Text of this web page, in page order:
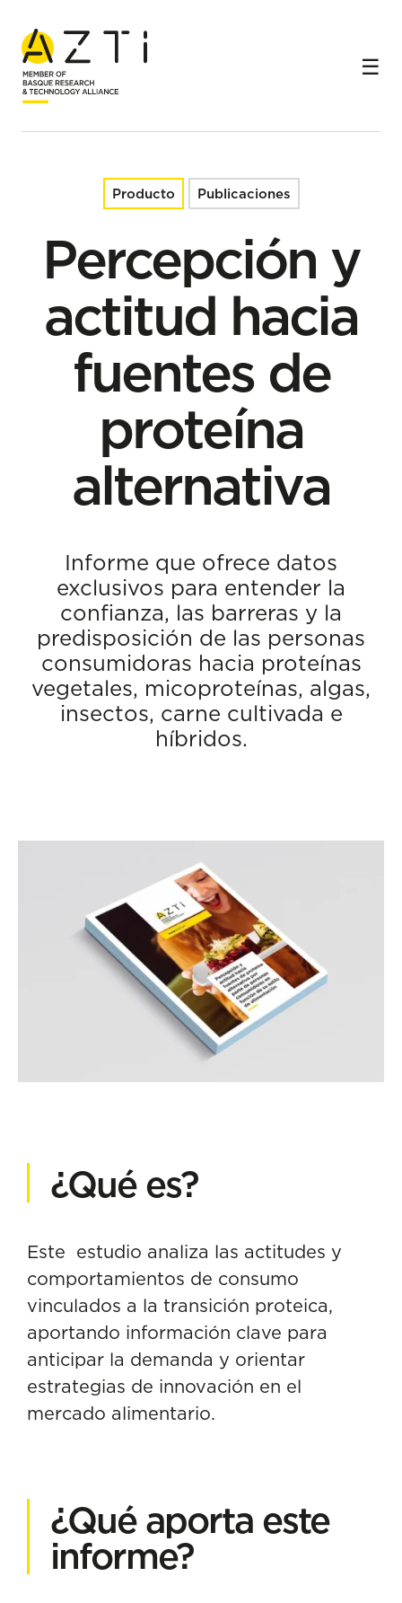
Inicio
Productos
Percepción y actitud hacia fuentes de proteína
alternativa
Producto Publicaciones
Percepción y
actitud hacia
fuentes de
proteína
alternativa
Informe que ofrece datos
exclusivos para entender la
confianza, las barreras y la
predisposición de las personas
consumidoras hacia proteínas
vegetales, micoproteínas, algas,
insectos, carne cultivada e
híbridos.
¿Qué es?
Este estudio analiza las actitudes y
comportamientos de consumo
vinculados a la transición proteica,
aportando información clave para
anticipar la demanda y orientar
estrategias de innovación en el
mercado alimentario.
¿Qué aporta este
informe?